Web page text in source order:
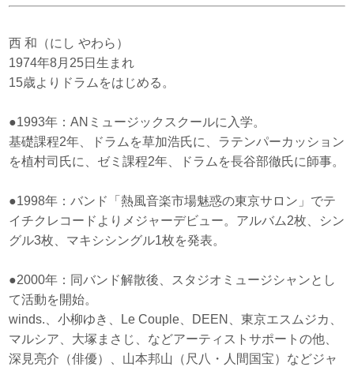
西 和（にし やわら）
1974年8月25日生まれ
15歳よりドラムをはじめる。
●1993年：ANミュージックスクールに入学。
基礎課程2年、ドラムを草加浩氏に、ラテンパーカッション
を植村司氏に、ゼミ課程2年、ドラムを長谷部徹氏に師事。
●1998年：バンド「熱風音楽市場魅惑の東京サロン」でテ
イチクレコードよりメジャーデビュー。アルバム2枚、シン
グル3枚、マキシシングル1枚を発表。
●2000年：同バンド解散後、スタジオミュージシャンとし
て活動を開始。
winds.、小柳ゆき、Le Couple、DEEN、東京エスムジカ、
マルシア、大塚まさじ、などアーティストサポートの他、
深見亮介（俳優）、山本邦山（尺八・人間国宝）などジャ